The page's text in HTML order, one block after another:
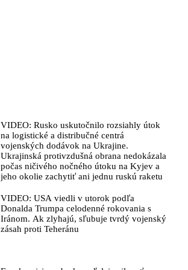
VIDEO: Rusko uskutočnilo rozsiahly útok
na logistické a distribučné centrá
vojenských dodávok na Ukrajine.
Ukrajinská protivzdušná obrana nedokázala
počas ničivého nočného útoku na Kyjev a
jeho okolie zachytiť ani jednu ruskú raketu
VIDEO: USA viedli v utorok podľa
Donalda Trumpa celodenné rokovania s
Iránom. Ak zlyhajú, sľubuje tvrdý vojenský
zásah proti Teheránu